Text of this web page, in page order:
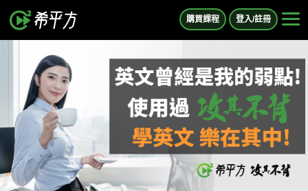
購買課程 登入/註冊